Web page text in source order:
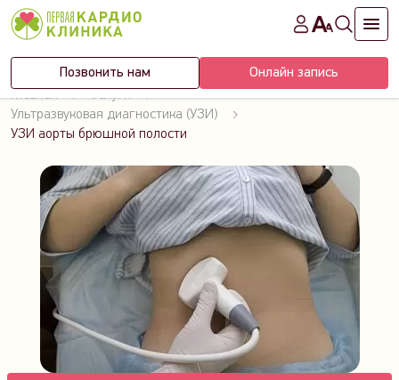
Позвонить нам
Онлайн запись
Главная
Услуги
Ультразвуковая диагностика (УЗИ)
УЗИ аорты брюшной полости